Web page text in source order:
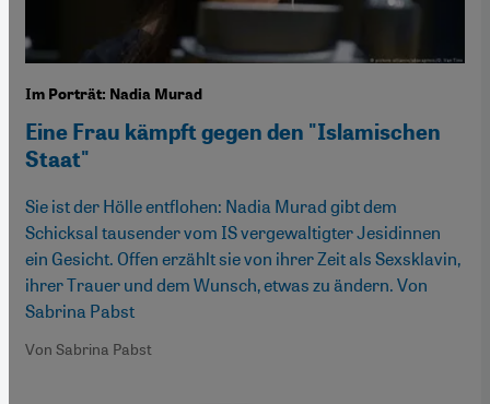
Im Porträt: Nadia Murad
Eine Frau kämpft gegen den "Islamischen
Staat"
Sie ist der Hölle entflohen: Nadia Murad gibt dem
Schicksal tausender vom IS vergewaltigter Jesidinnen
ein Gesicht. Offen erzählt sie von ihrer Zeit als Sexsklavin,
ihrer Trauer und dem Wunsch, etwas zu ändern. Von
Sabrina Pabst
Von Sabrina Pabst